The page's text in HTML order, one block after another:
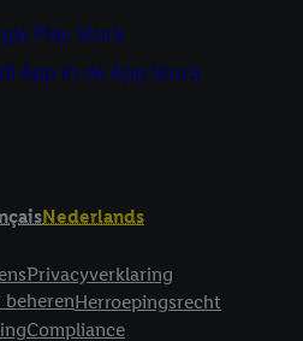
Nederlands
Privacyverklaring
beherenHerroepingsrecht
Compliance